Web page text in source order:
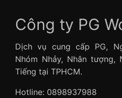
Công ty PG
Dịch vụ cung cấp PG,
Nhóm Nhảy, Nhân tượng,
Tiếng tại TPHCM.
Hotline: 0898937988